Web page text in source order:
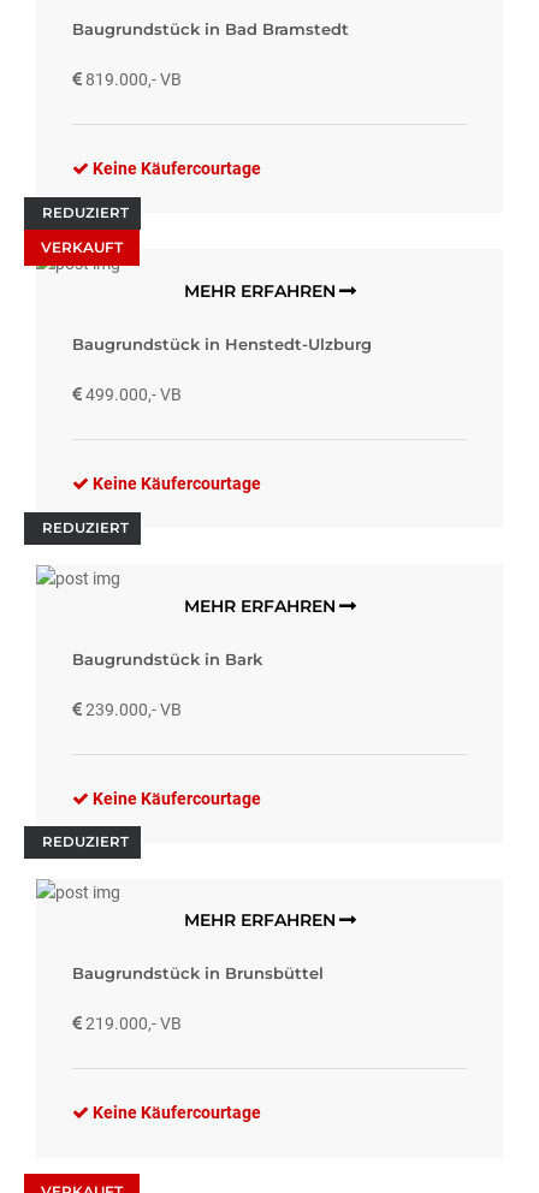
Baugrundstück in Bad Bramstedt
819.000,- VB
Keine Käufercourtage
VERKAUFT
REDUZIERT
MEHR ERFAHREN
Baugrundstück in Henstedt-Ulzburg
499.000,- VB
Keine Käufercourtage
REDUZIERT
MEHR ERFAHREN
Baugrundstück in Bark
239.000,- VB
Keine Käufercourtage
REDUZIERT
MEHR ERFAHREN
Baugrundstück in Brunsbüttel
219.000,- VB
Keine Käufercourtage